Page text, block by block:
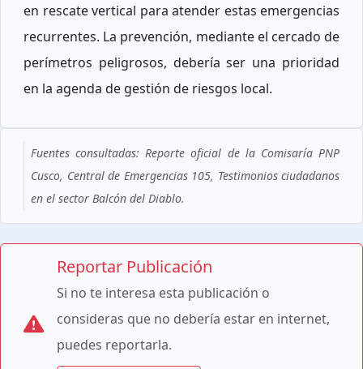
en rescate vertical para atender estas emergencias
recurrentes. La prevención, mediante el cercado de
perímetros peligrosos, debería ser una prioridad
en la agenda de gestión de riesgos local.
Fuentes consultadas: Reporte oficial de la Comisaría PNP
Cusco, Central de Emergencias 105, Testimonios ciudadanos
en el sector Balcón del Diablo.
Reportar Publicación
Si no te interesa esta publicación o
consideras que no debería estar en internet,
puedes reportarla.